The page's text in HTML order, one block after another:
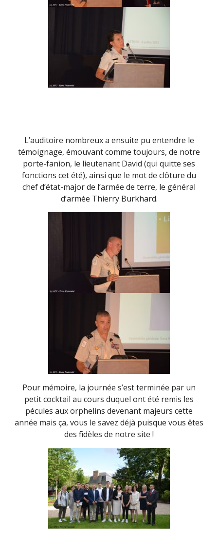
L’auditoire nombreux a ensuite pu entendre le
témoignage, émouvant comme toujours, de notre
porte-fanion, le lieutenant David (qui quitte ses
fonctions cet été), ainsi que le mot de clôture du
chef d’état-major de l’armée de terre, le général
d’armée Thierry Burkhard.
Pour mémoire, la journée s’est terminée par un
petit cocktail au cours duquel ont été remis les
pécules aux orphelins devenant majeurs cette
année mais ça, vous le savez déjà puisque vous êtes
des fidèles de notre site !